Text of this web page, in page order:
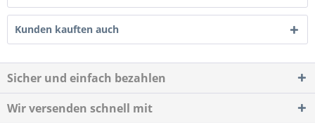
Kunden kauften auch
Sicher und einfach bezahlen
Wir versenden schnell mit